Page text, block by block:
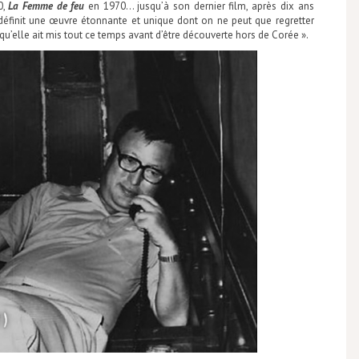
La Femme de feu en 1970… jusqu’à son dernier film, après dix ans
une œuvre étonnante et unique dont on ne peut que regretter
ait mis tout ce temps avant d’être découverte hors de Corée ».